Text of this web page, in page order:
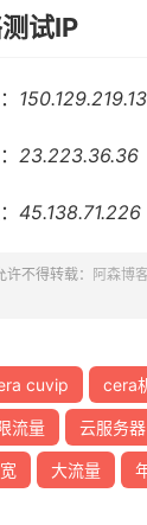
试IP
23.223.36.36
45.138.71.226
许不得转载： 阿森博客
cuvip cera
流量 云服务器
大流量